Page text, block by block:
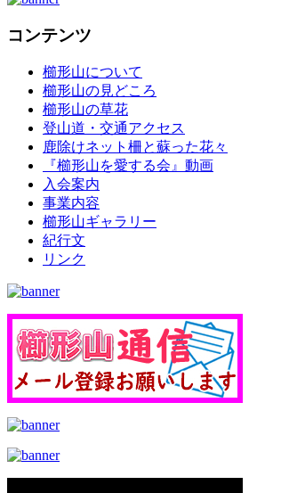
コンテンツ
櫛形山について
櫛形山の見どころ
櫛形山の草花
登山道・交通アクセス
鹿除けネット柵と蘇った花々
『櫛形山を愛する会』動画
入会案内
事業内容
櫛形山ギャラリー
紀行文
リンク